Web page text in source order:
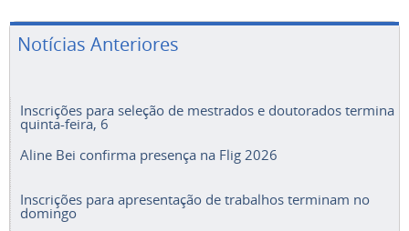
Notícias Anteriores
Inscrições para seleção de mestrados e doutorados termina
quinta-feira, 6
Aline Bei confirma presença na Flig 2026
Inscrições para apresentação de trabalhos terminam no
domingo